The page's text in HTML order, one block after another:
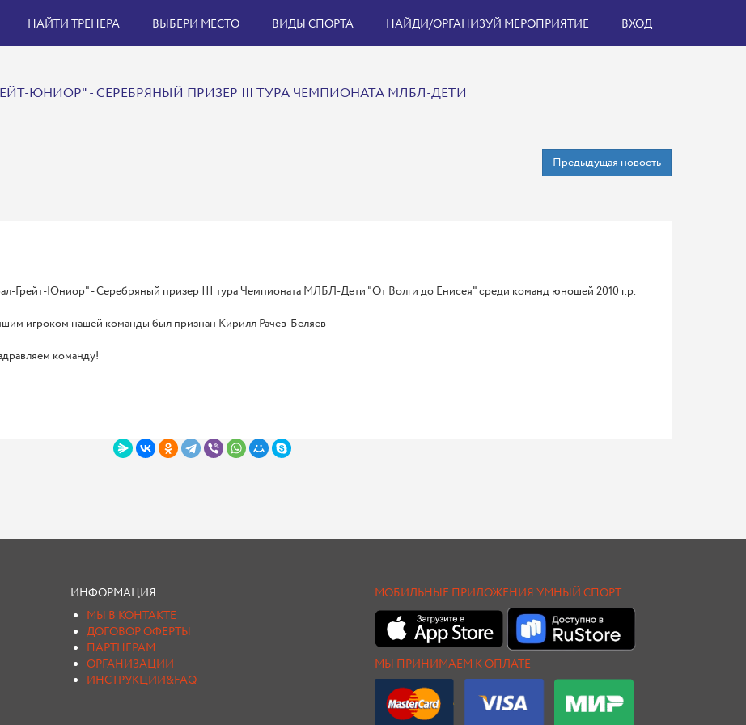
НАЙТИ ТРЕНЕРА ВЫБЕРИ МЕСТО ВИДЫ СПОРТА НАЙДИ/ОРГАНИЗУЙ МЕРОПРИЯТИЕ ВХОД
ЮНИОР" - СЕРЕБРЯНЫЙ ПРИЗЕР III ТУРА ЧЕМПИОНАТА МЛБЛ-ДЕТИ
Предыдущая новость
Грейт-Юниор" - Серебряный призер III тура Чемпионата МЛБЛ-Дети "От Волги до Енисея" среди команд юношей 2010 г.р.
игроком нашей команды был признан Кирилл Рачев-Беляев
команду!
ИНФОРМАЦИЯ
МЫ В КОНТАКТЕ
ДОГОВОР ОФЕРТЫ
ПАРТНЕРАМ
ОРГАНИЗАЦИИ
ИНСТРУКЦИИ&FAQ
МОБИЛЬНЫЕ ПРИЛОЖЕНИЯ УМНЫЙ СПОРТ
МЫ ПРИНИМАЕМ К ОПЛАТЕ